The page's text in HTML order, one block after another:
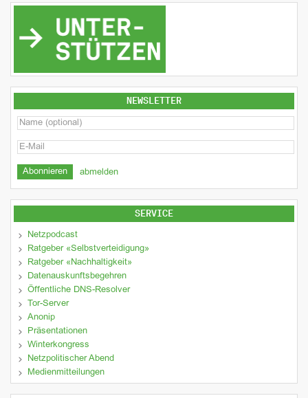
NEWSLETTER
abmelden
SERVICE
Netzpodcast
Ratgeber «Selbstverteidigung»
Ratgeber «Nachhaltigkeit»
Datenauskunftsbegehren
Öffentliche DNS-Resolver
Tor-Server
Anonip
Präsentationen
Winterkongress
Netzpolitischer Abend
Medienmitteilungen